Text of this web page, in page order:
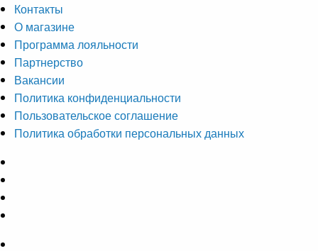
Контакты
О магазине
Программа лояльности
Партнерство
Вакансии
Политика конфиденциальности
Пользовательское соглашение
Политика обработки персональных данных